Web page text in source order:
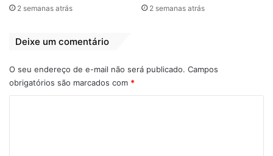
2 semanas atrás 2 semanas atrás
Deixe um comentário
O seu endereço de e-mail não será publicado. Campos
obrigatórios são marcados com *